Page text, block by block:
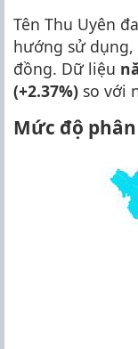
Tên Thu Uyên
hướng sử
đồng. Dữ liệu
(+2.37%) so với
Mức độ